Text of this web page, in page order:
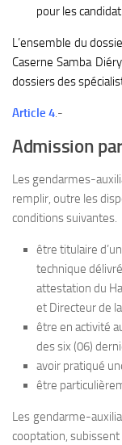
pour les
L’ensemble du
Caserne Samba
dossiers des
Article 4.-
Admission
Les gendarmes-
remplir, outre les
conditions suivantes.
être titulaire
technique
attestation du
et Directeur de
être en activité
des six (06)
avoir pratiqué
être
Les gendarme-
cooptation,